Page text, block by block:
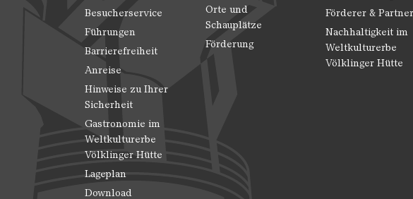
Besucherservice
Führungen
Barrierefreiheit
Anreise
Hinweise zu Ihrer
Sicherheit
Gastronomie im
Weltkulturerbe
Völklinger Hütte
Lageplan
Download
Orte und
Schauplätze
Förderung
Förderer & Partner
Nachhaltigkeit im
Weltkulturerbe
Völklinger Hütte